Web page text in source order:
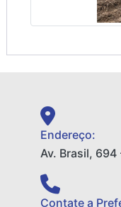
Endereço:
Av. Brasil, 694
Contate a